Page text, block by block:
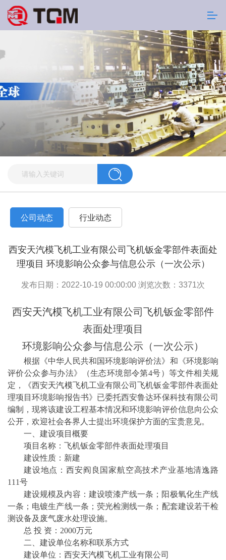
公司动态 行业动态
西安天汽模飞机工业有限公司飞机钣金零部件表面处
理项目 环境影响公众参与信息公示（一次公示）
发布日期：2022-10-19 00:00:00 浏览次数： 3371次
西安天汽模飞机工业有限公司飞机钣金零部件
表面处理项目
环境影响公众参与信息公示（一次公示）
根据《中华人民共和国环境影响评价法》和《环境影响
评价公众参与办法》（生态环境部令第4号）等文件相关规
定，《西安天汽模飞机工业有限公司飞机钣金零部件表面处
理项目环境影响报告书》已委托西安鲁达环保科技有限公司
编制，现将该建设工程基本情况和环境影响评价信息向公众
公开，欢迎社会各界人士提出环境保护方面的宝贵意见。
一、建设项目概要
项目名称：飞机钣金零部件表面处理项目
建设性质：新建
建设地点：西安阎良国家航空高技术产业基地清逸路
111号
建设规模及内容：建设喷漆产线一条；阳极氧化生产线
一条；电镀生产线一条；荧光检测线一条；配套建设若干检
测设备及废气废水处理设施。
总 投 资：2000万元
二、建设单位名称和联系方式
建设单位：西安天汽模飞机工业有限公司